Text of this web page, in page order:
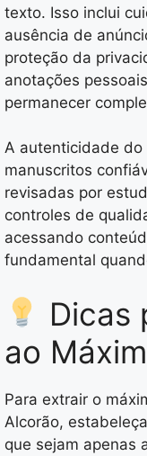
texto. Isso inclui
ausência de
proteção da
anotações
permanecer
A autenticidade
manuscritos
revisadas por
controles de
acessando
fundamental
Dicas
ao
Para extrair o
Alcorão,
que sejam apenas